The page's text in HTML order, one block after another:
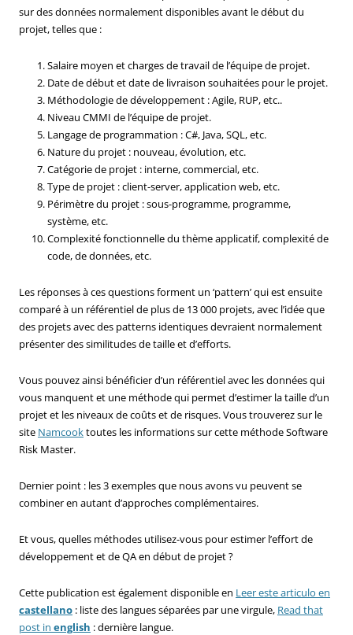
sur des données normalement disponibles avant le début du
projet, telles que :
Salaire moyen et charges de travail de l’équipe de projet.
Date de début et date de livraison souhaitées pour le projet.
Méthodologie de développement : Agile, RUP, etc..
Niveau CMMI de l’équipe de projet.
Langage de programmation : C#, Java, SQL, etc.
Nature du projet : nouveau, évolution, etc.
Catégorie de projet : interne, commercial, etc.
Type de projet : client-server, application web, etc.
Périmètre du projet : sous-programme, programme,
système, etc.
Complexité fonctionnelle du thème applicatif, complexité de
code, de données, etc.
Les réponses à ces questions forment un ‘pattern’ qui est ensuite
comparé à un référentiel de plus de 13 000 projets, avec l’idée que
des projets avec des patterns identiques devraient normalement
présenter des similitudes de taille et d’efforts.
Vous pouvez ainsi bénéficier d’un référentiel avec les données qui
vous manquent et une méthode qui permet d’estimer la taille d’un
projet et les niveaux de coûts et de risques. Vous trouverez sur le
site Namcooktoutes les informations sur cette méthode Software
Risk Master.
Dernier point : les 3 exemples que nous avons vu peuvent se
combiner en autant d’approches complémentaires.
Et vous, quelles méthodes utilisez-vous pour estimer l’effort de
développement et de QA en début de projet ?
Cette publication est également disponible en Leer este articulo en
castellano : liste des langues séparées par une virgule, Read that
post in english : dernière langue.